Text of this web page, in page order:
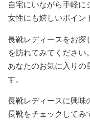
自宅にいながら手軽に
女性にも嬉しいポイン
長靴レディースをお探
を訪れてみてください。
あなたのお気に入りの
す。
長靴レディースに興味
長靴をチェックしてみ